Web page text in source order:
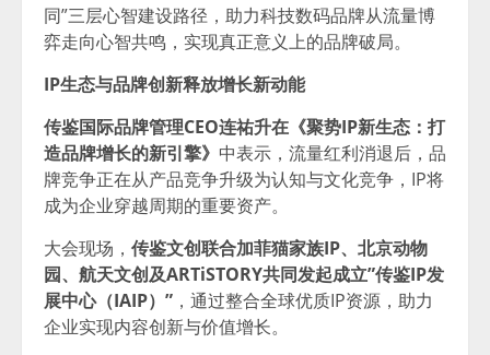
同”三层心智建设路径，助力科技数码品牌从流量博
弈走向心智共鸣，实现真正意义上的品牌破局。
IP生态与品牌创新释放增长新动能
传鉴国际品牌管理CEO连祐升在《聚势IP新生态：打
造品牌增长的新引擎》 中表示，流量红利消退后，品
牌竞争正在从产品竞争升级为认知与文化竞争，IP将
成为企业穿越周期的重要资产。
大会现场， 传鉴文创联合加菲猫家族IP、北京动物
园、航天文创及ARTiSTORY共同发起成立”传鉴IP发
展中心（IAIP）” ，通过整合全球优质IP资源，助力
企业实现内容创新与价值增长。